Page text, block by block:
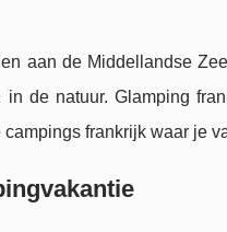
aan de Middellandse
de natuur. Glamping
frankrijk waar je